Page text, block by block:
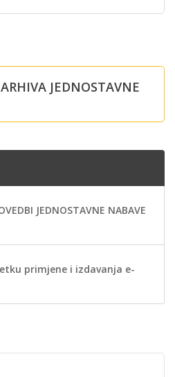
JEDNOSTAVNE
JEDNOSTAVNE NABAVE
primjene i izdavanja e-